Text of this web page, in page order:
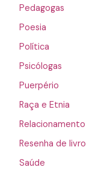
Pedagogas
Poesia
Política
Psicólogas
Puerpério
Raça e Etnia
Relacionamento
Resenha de livro
Saúde